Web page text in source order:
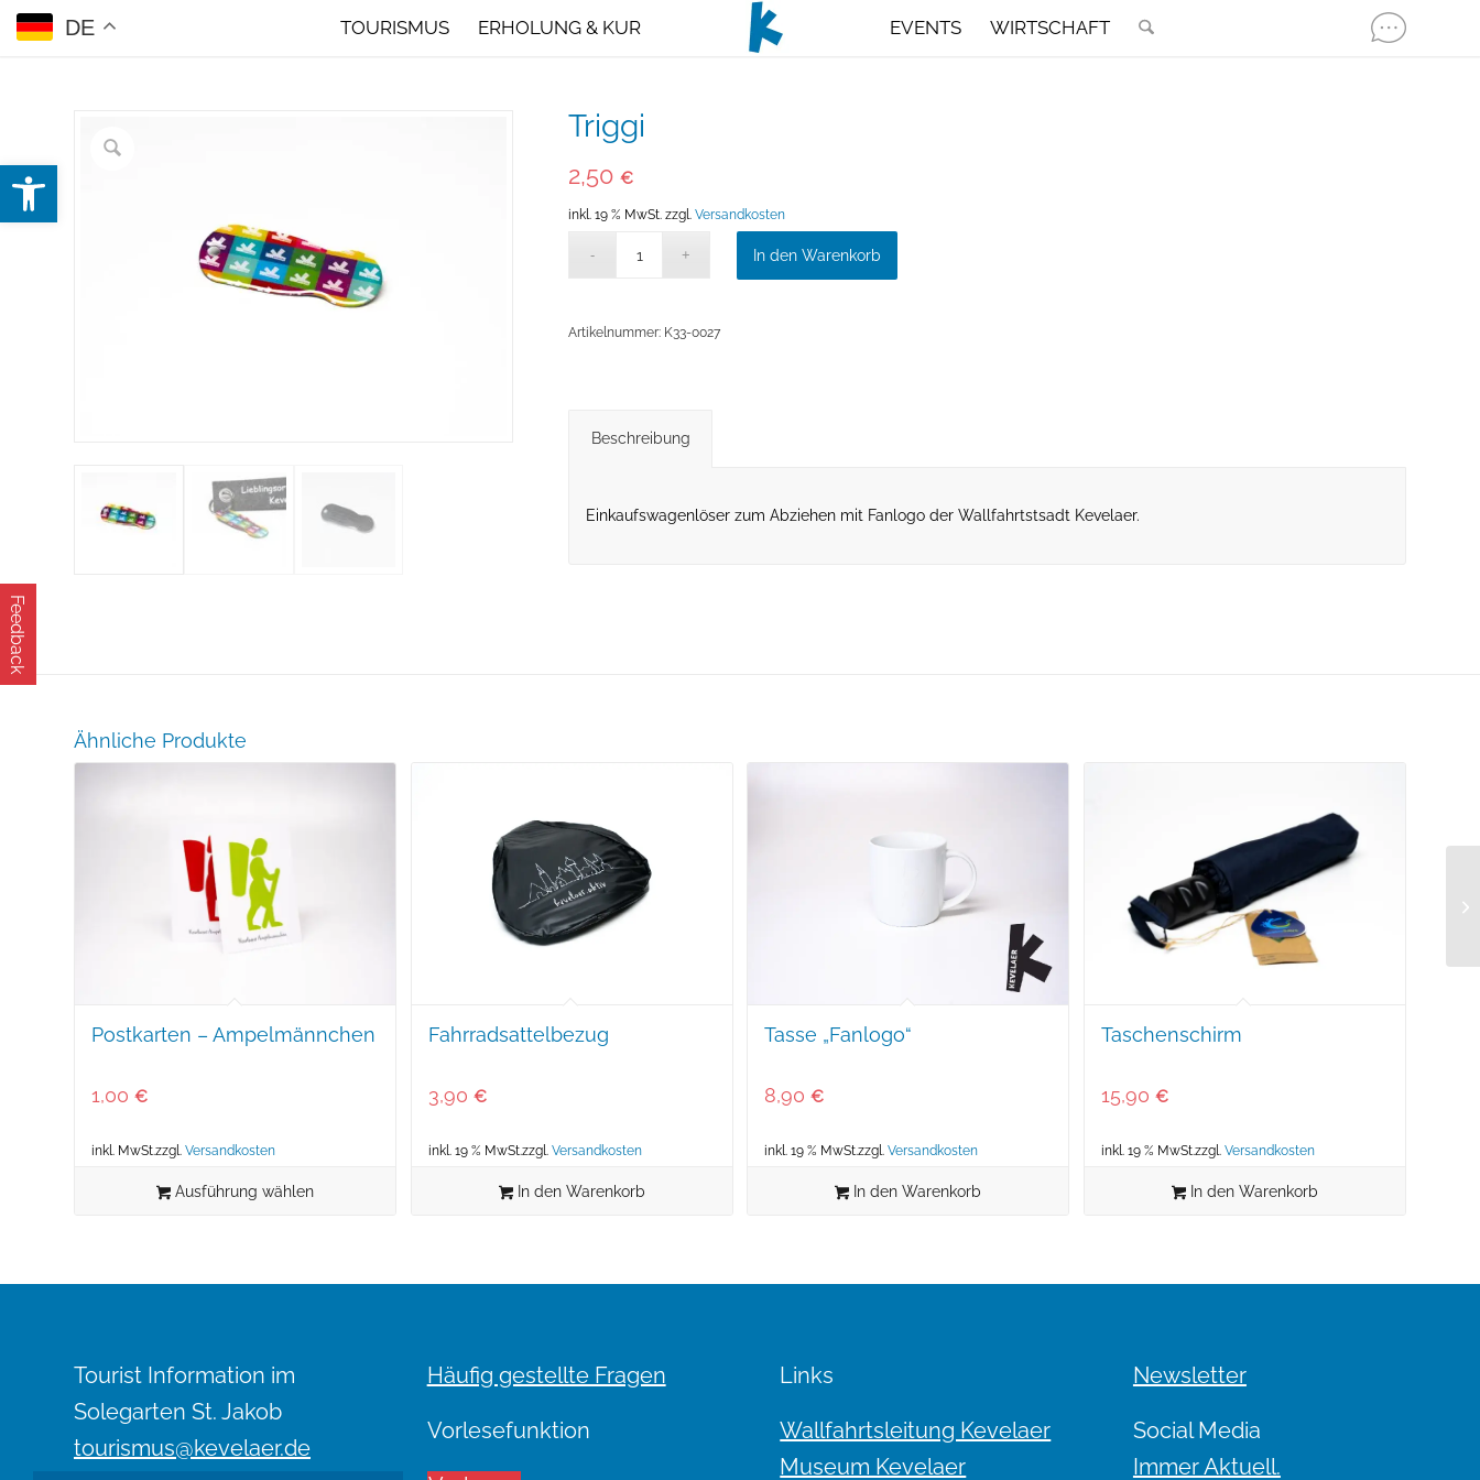
Open toolbar
Feedback
TOURISMUS ERHOLUNG & KUR EVENTS WIRTSCHAFT
Triggi
2,50€
inkl. 19 % MwSt. zzgl.Versandkosten
In den Warenkorb
Artikelnummer: K33-0027
Beschreibung
Einkaufswagenlöser zum Abziehen mit Fanlogo der Wallfahrtstsadt Kevelaer.
Ähnliche Produkte
Postkarten – Ampelmännchen
1,00 €
inkl. MwSt.zzgl. Versandkosten
Ausführung wählen
Fahrradsattelbezug
3,90 €
inkl. 19 % MwSt.zzgl. Versandkosten
In den Warenkorb
Tasse „Fanlogo“
8,90€
inkl. 19 % MwSt.zzgl.Versandkosten
In den Warenkorb
Taschenschirm
15,90 €
inkl. 19 % MwSt.zzgl. Versandkosten
In den Warenkorb
Tourist Information im
Solegarten St. Jakob
tourismus@kevelaer.de
Häufig gestellte Fragen
Vorlesefunktion
Links
Wallfahrtsleitung Kevelaer
Museum Kevelaer
Newsletter
Social Media
Immer Aktuell.
DE